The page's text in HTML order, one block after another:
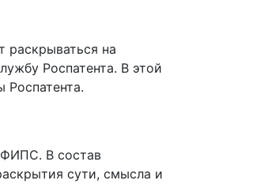
раскрываться на
Роспатента. В этой
Роспатента.
ФИПС. В состав
сути, смысла и